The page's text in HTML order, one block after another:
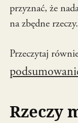
przyznać, że
na zbędne rzeczy.
Przeczytaj
Rzeczy